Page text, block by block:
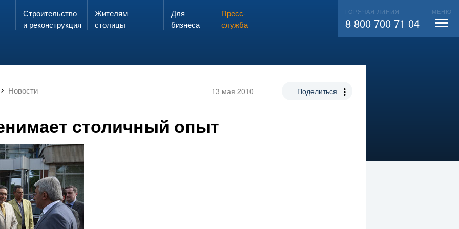
Запах газа?
ЗВОНИ 104 ВЫЗВАТЬ СЛЕСАРЯ
Строительство
и реконструкция
Жителям
столицы
Для
бизнеса
Пресс-
служба
ГОРЯЧАЯ ЛИНИЯ
8 800 700 71 04
МЕНЮ
Новости 13 мая 2010 Поделиться
столичный опыт